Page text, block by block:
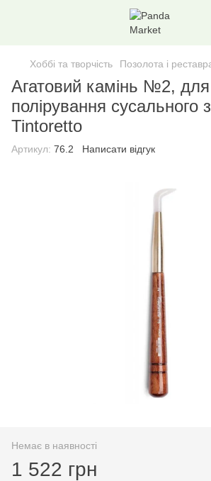
Хоббі та творчість Позолота і
Агатовий камінь №2, для
полірування сусального
Tintoretto
Артикул: 76.2 Написати відгук
Немає в наявності
1 522 грн